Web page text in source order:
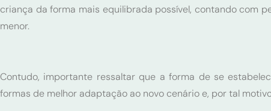
criança da forma mais equilibrada possível, contando com
menor.
Contudo, importante ressaltar que a forma de se
formas de melhor adaptação ao novo cenário e, por tal